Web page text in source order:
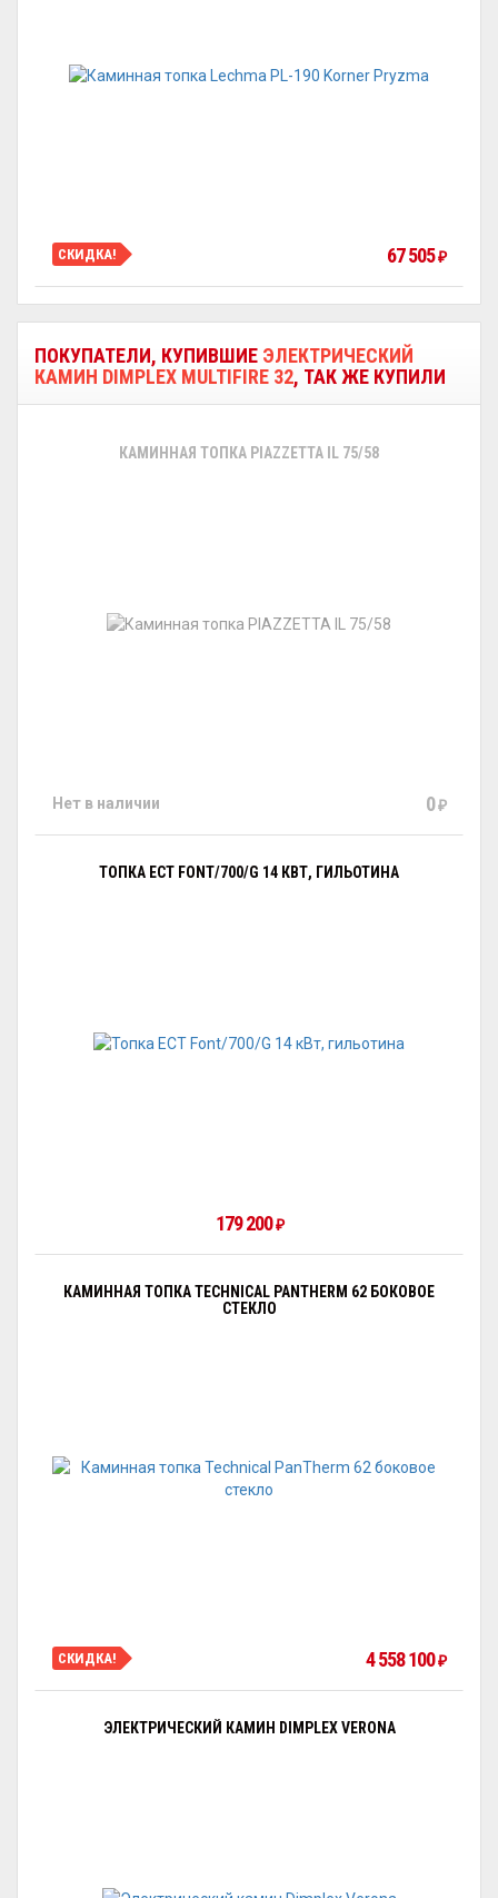
СКИДКА! 67 505₽
ПОКУПАТЕЛИ, КУПИВШИЕ ЭЛЕКТРИЧЕСКИЙ
КАМИН DIMPLEX MULTIFIRE 32, ТАК ЖЕ КУПИЛИ
КАМИННАЯ ТОПКА PIAZZETTA IL 75/58
Нет в наличии 0₽
ТОПКА ECT FONT/700/G 14 КВТ, ГИЛЬОТИНА
179 200₽
КАМИННАЯ ТОПКА TECHNICAL PANTHERM 62 БОКОВОЕ
СТЕКЛО
СКИДКА! 4 558 100₽
ЭЛЕКТРИЧЕСКИЙ КАМИН DIMPLEX VERONA